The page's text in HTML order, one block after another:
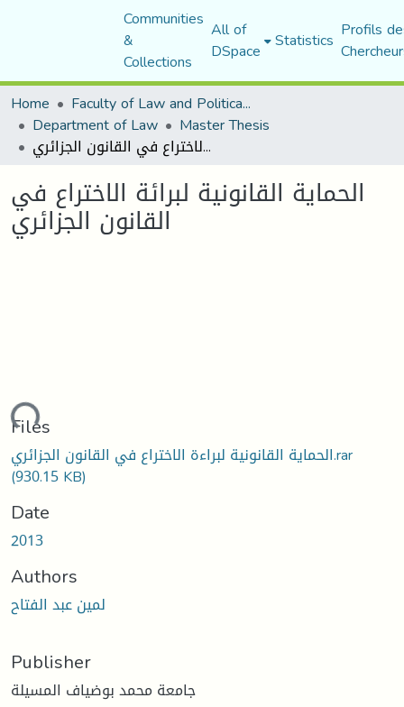
Communities
&
Collections
All of
DSpace Statistics Profils
Home
Faculty of Law and Political Science
Department of Law Master Thesis
الحماية القانونية لبرائة الاختراع في القانون الجزائري
الحماية القانونية لبرائة الاختراع في
القانون الجزائري
Files
الحماية القانونية لبراءة الاختراع في القانون الجزائري.rar
(930.15 KB)
Date
2013
Authors
لمين عبد الفتاح
Publisher
جامعة محمد بوضياف المسيلة